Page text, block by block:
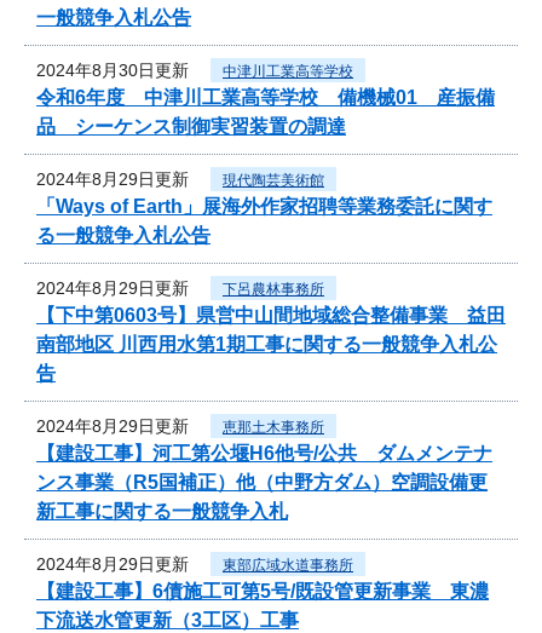
一般競争入札公告
2024年8月30日更新 中津川工業高等学校
令和6年度 中津川工業高等学校 備機械01 産振備
品 シーケンス制御実習装置の調達
2024年8月29日更新 現代陶芸美術館
「Ways of Earth」展海外作家招聘等業務委託に関す
る一般競争入札公告
2024年8月29日更新 下呂農林事務所
【下中第0603号】県営中山間地域総合整備事業 益田
南部地区 川西用水第1期工事に関する一般競争入札公
告
2024年8月29日更新 恵那土木事務所
【建設工事】河工第公堰H6他号/公共 ダムメンテナ
ンス事業（R5国補正）他（中野方ダム）空調設備更
新工事に関する一般競争入札
2024年8月29日更新 東部広域水道事務所
【建設工事】6債施工可第5号/既設管更新事業 東濃
下流送水管更新（3工区）工事